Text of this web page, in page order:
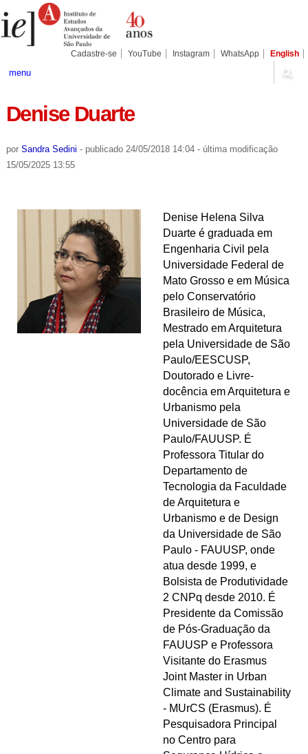
para
conteúdo.
Pessoais
Cadastre-se YouTube Instagram WhatsApp English
menu
Denise Duarte
por Sandra Sedini - publicado24/05/2018 14:04 - última modificação
15/05/2025 13:55
Denise Helena Silva
Duarte é graduada em
Engenharia Civil pela
Universidade Federal de
Mato Grosso e em Música
pelo Conservatório
Brasileiro de Música,
Mestrado em Arquitetura
pela Universidade de São
Paulo/EESCUSP,
Doutorado e Livre-
docência em Arquitetura e
Urbanismo pela
Universidade de São
Paulo/FAUUSP. É
Professora Titular do
Departamento de
Tecnologia da Faculdade
de Arquitetura e
Urbanismo e de Design
da Universidade de São
Paulo - FAUUSP, onde
atua desde 1999, e
Bolsista de Produtividade
2 CNPq desde 2010. É
Presidente da Comissão
de Pós-Graduação da
FAUUSP e Professora
Visitante do Erasmus
Joint Master in Urban
Climate and Sustainability
- MUrCS (Erasmus). É
Pesquisadora Principal
no Centro para